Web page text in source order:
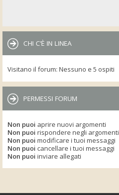
CHI C’È IN LINEA
Visitano il forum: Nessuno e 5 ospiti
PERMESSI FORUM
Non puoi aprire nuovi argomenti
Non puoi rispondere negli argomenti
Non puoi modificare i tuoi messaggi
Non puoi cancellare i tuoi messaggi
Non puoi inviare allegati